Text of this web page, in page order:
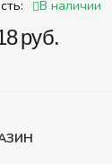
В наличии
руб.